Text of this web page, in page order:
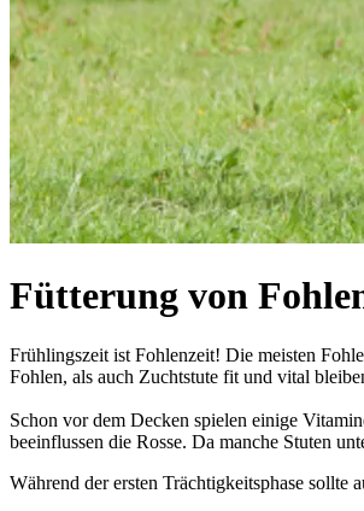
Fütterung von
Frühlingszeit ist Fohlenzeit! Die meisten
Fohlen, als auch Zuchtstute fit und vital
Schon vor dem Decken spielen einige
beeinflussen die Rosse. Da manche Stuten
Während der ersten Trächtigkeitsphase